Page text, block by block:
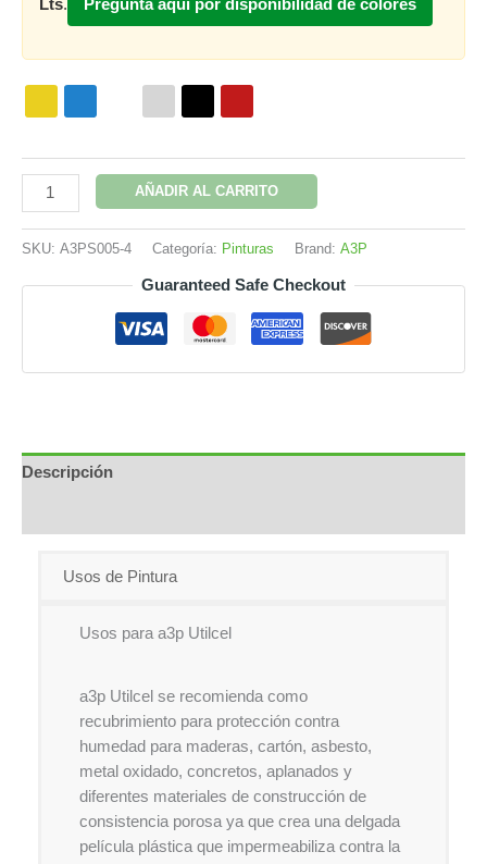
Lts. Pregunta aquí por disponibilidad de colores
Recubrimiento
a3p
UtilCel
años
AÑADIR AL CARRITO
SKU: A3PS005-4 Categoría: Pinturas Brand: A3P
Guaranteed Safe Checkout
Descripción
Usos de Pintura
Usos para a3p Utilcel
a3p Utilcel se recomienda como
recubrimiento para protección contra
humedad para maderas, cartón, asbesto,
metal oxidado, concretos, aplanados y
diferentes materiales de construcción de
consistencia porosa ya que crea una delgada
película plástica que impermeabiliza contra la